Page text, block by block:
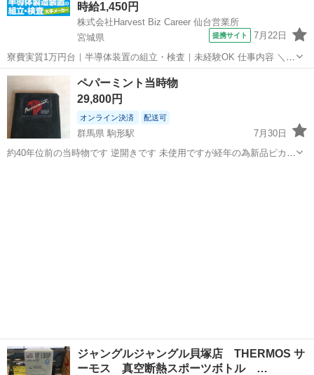
時給1,450円
株式会社Harvest Biz Career 仙台営業所
宮城県
提携サイト 7月22日
寮費実質1万円台｜半導体装置の組立・検査｜未経験OK 仕事内容 ＼半
導体製造装置の組立・検査スタッフ／ 大手メーカー工場内で、半導体
をつくるための装置を組み立てる仕事です。 タブレットや図面を確認
しながら、ドライバ...
宮城 その他
ペパーミント当時物
29,800円
オンライン決済 配送可
群馬県 駒形駅
7月30日
約40年位前の当時物です 逆開きです 未使用ですが経年の為新品ピカピ
ジャングルジャングル貝塚店 THERMOS サ
ーモス 真空断熱スポーツボトル …